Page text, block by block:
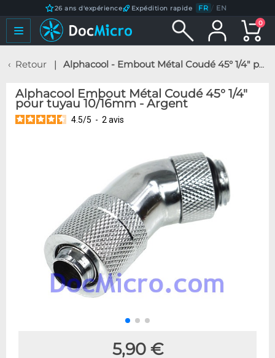
26 ans d'expérience Expédition rapide FR / EN
0
Retour Alphacool - Embout Métal Coudé 45° 1/4" pour tuyau 10/16mm - Argent
Alphacool Embout Métal Coudé 45° 1/4"
pour tuyau 10/16mm - Argent
4.5/5 - 2 avis
5,90 €